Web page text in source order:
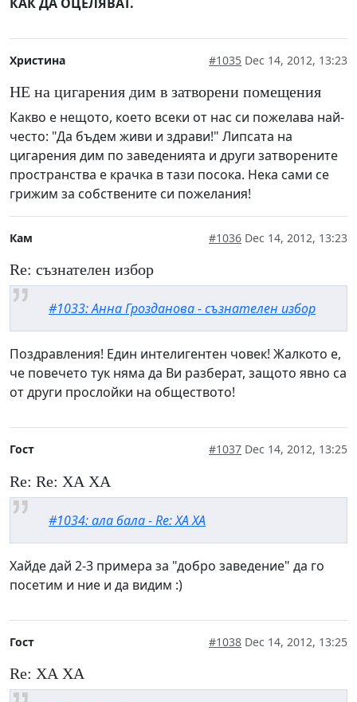
Христина #1035 Dec 14, 2012, 13:23
НЕ на цигарения дим в затворени помещения
Какво е нещото, което всеки от нас си пожелава най-
често: "Да бъдем живи и здрави!" Липсата на
цигарения дим по заведенията и други затворените
пространства е крачка в тази посока. Нека сами се
грижим за собствените си пожелания!
Кам #1036 Dec 14, 2012, 13:23
Re: съзнателен избор
#1033: Анна Грозданова - съзнателен избор
Поздравления! Един интелигентен човек! Жалкото е,
че повечето тук няма да Ви разберат, защото явно са
от други прослойки на обществото!
Гост #1037 Dec 14, 2012, 13:25
Re: Re: ХА ХА
#1034: ала бала - Re: ХА ХА
Хайде дай 2-3 примера за "добро заведение" да го
посетим и ние и да видим :)
Гост #1038 Dec 14, 2012, 13:25
Re: ХА ХА